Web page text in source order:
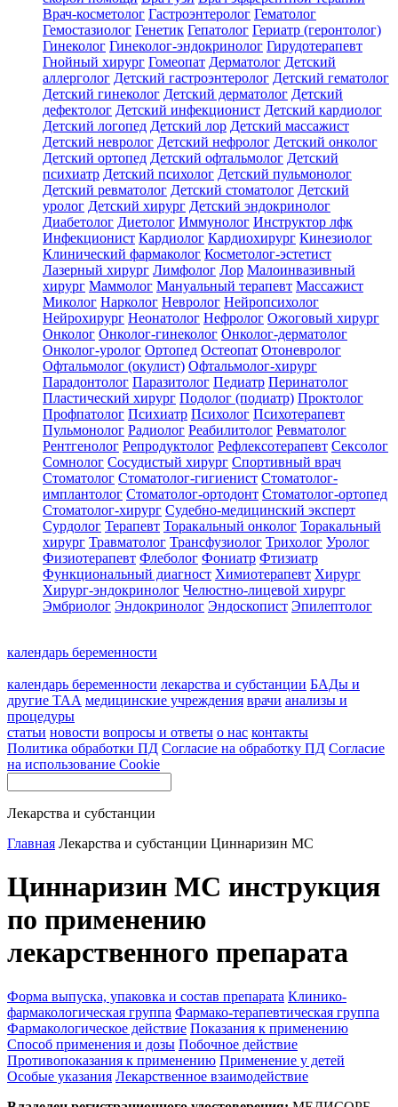
Врач-косметолог Гастроэнтеролог Гематолог
Гемостазиолог Генетик Гепатолог Гериатр (геронтолог)
Гинеколог Гинеколог-эндокринолог Гирудотерапевт
Гнойный хирург Гомеопат Дерматолог Детский
аллерголог Детский гастроэнтеролог Детский гематолог
Детский гинеколог Детский дерматолог Детский
дефектолог Детский инфекционист Детский кардиолог
Детский логопед Детский лор Детский массажист
Детский невролог Детский нефролог Детский онколог
Детский ортопед Детский офтальмолог Детский
психиатр Детский психолог Детский пульмонолог
Детский ревматолог Детский стоматолог Детский
уролог Детский хирург Детский эндокринолог
Диабетолог Диетолог Иммунолог Инструктор лфк
Инфекционист Кардиолог Кардиохирург Кинезиолог
Клинический фармаколог Косметолог-эстетист
Лазерный хирург Лимфолог Лор Малоинвазивный
хирург Маммолог Мануальный терапевт Массажист
Миколог Нарколог Невролог Нейропсихолог
Нейрохирург Неонатолог Нефролог Ожоговый хирург
Онколог Онколог-гинеколог Онколог-дерматолог
Онколог-уролог Ортопед Остеопат Отоневролог
Офтальмолог (окулист) Офтальмолог-хирург
Парадонтолог Паразитолог Педиатр Перинатолог
Пластический хирург Подолог (подиатр) Проктолог
Профпатолог Психиатр Психолог Психотерапевт
Пульмонолог Радиолог Реабилитолог Ревматолог
Рентгенолог Репродуктолог Рефлексотерапевт Сексолог
Сомнолог Сосудистый хирург Спортивный врач
Стоматолог Стоматолог-гигиенист Стоматолог-
имплантолог Стоматолог-ортодонт Стоматолог-ортопед
Стоматолог-хирург Судебно-медицинский эксперт
Сурдолог Терапевт Торакальный онколог Торакальный
хирург Травматолог Трансфузиолог Трихолог Уролог
Физиотерапевт Флеболог Фониатр Фтизиатр
Функциональный диагност Химиотерапевт Хирург
Хирург-эндокринолог Челюстно-лицевой хирург
Эмбриолог Эндокринолог Эндоскопист Эпилептолог
календарь беременности
календарь беременности лекарства и субстанции БАДы и
другие ТАА медицинские учреждения врачи анализы и
процедуры
статьи новости вопросы и ответы о нас контакты
Политика обработки ПД Согласие на обработку ПД Согласие
на использование Cookie
Лекарства и субстанции
Главная Лекарства и субстанции Циннаризин МС
Циннаризин МС инструкция
по применению
лекарственного препарата
Форма выпуска, упаковка и состав препарата Клинико-
фармакологическая группа Фармако-терапевтическая группа
Фармакологическое действие Показания к применению
Способ применения и дозы Побочное действие
Противопоказания к применению Применение у детей
Особые указания Лекарственное взаимодействие